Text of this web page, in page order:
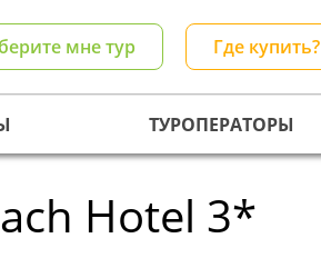
мне тур Где купить?
ТУРОПЕРАТОРЫ
Hotel 3*